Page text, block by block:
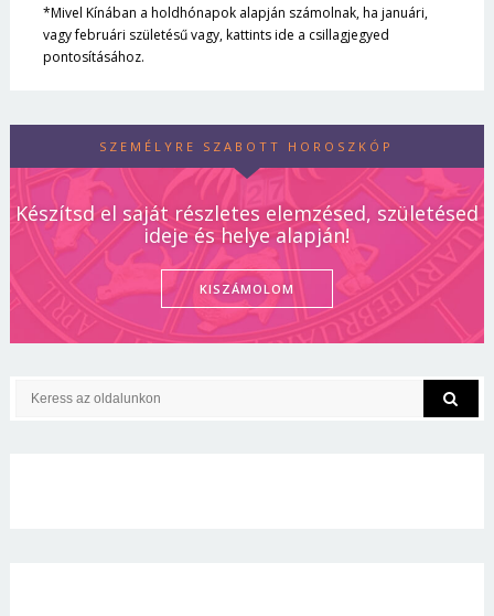
*Mivel Kínában a holdhónapok alapján számolnak, ha januári,
vagy februári születésű vagy, kattints ide a csillagjegyed
pontosításához.
SZEMÉLYRE SZABOTT HOROSZKÓP
Készítsd el saját részletes elemzésed, születésed
ideje és helye alapján!
KISZÁMOLOM